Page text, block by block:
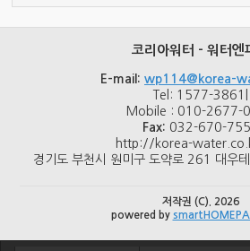
코리아워터 - 워터엔
E-mail: wp114@korea-
Tel: 1577-3861|
Mobile : 010-2677-
Fax: 032-670-
http://korea-
경기도 부천시 원미구 도약로 261 대우
저작권 (C). 2026
powered by